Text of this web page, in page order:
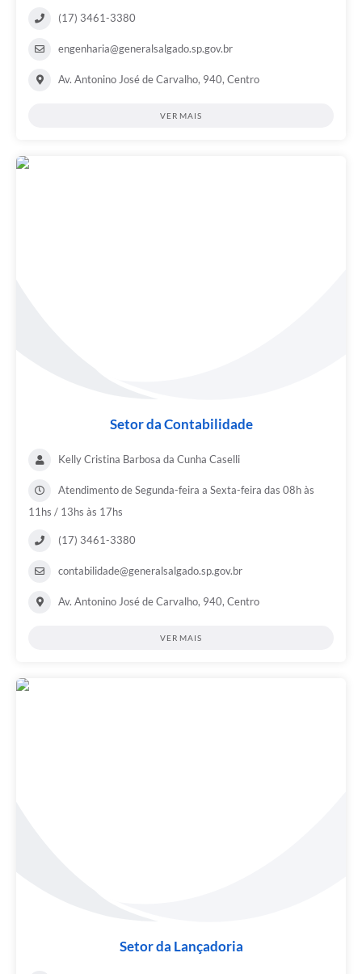
(17) 3461-3380
engenharia@generalsalgado.sp.gov.br
Av. Antonino José de Carvalho, 940, Centro
VER MAIS
Setor da Contabilidade
Kelly Cristina Barbosa da Cunha Caselli
Atendimento de Segunda-feira a Sexta-feira das 08h às
11hs / 13hs às 17hs
(17) 3461-3380
contabilidade@generalsalgado.sp.gov.br
Av. Antonino José de Carvalho, 940, Centro
VER MAIS
Setor da Lançadoria